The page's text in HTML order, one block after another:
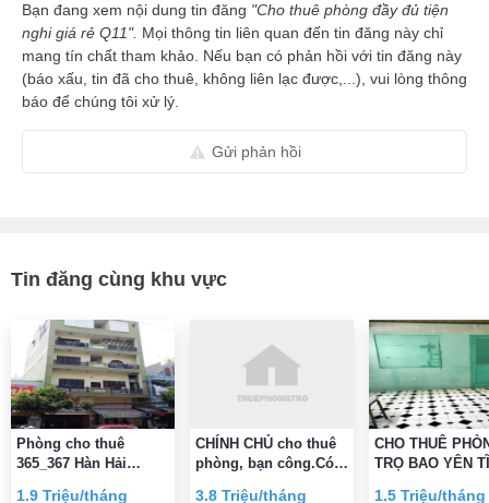
Bạn đang xem nội dung tin đăng "Cho thuê phòng đầy đủ tiện
nghi giá rẻ Q11". Mọi thông tin liên quan đến tin đăng này chỉ
mang tín chất tham khảo. Nếu bạn có phản hồi với tin đăng này
(báo xấu, tin đã cho thuê, không liên lạc được,...), vui lòng thông
báo để chúng tôi xử lý.
Gửi phản hồi
Tin đăng cùng khu vực
Phòng cho thuê
365_367 Hàn Hải
1.9 Triệu/tháng
CHÍNH CHỦ cho thuê
phòng, bạn công.Có
3.8 Triệu/tháng
CHO THUÊ
TRỌ BAO YÊN
1.5 Triệu/tháng